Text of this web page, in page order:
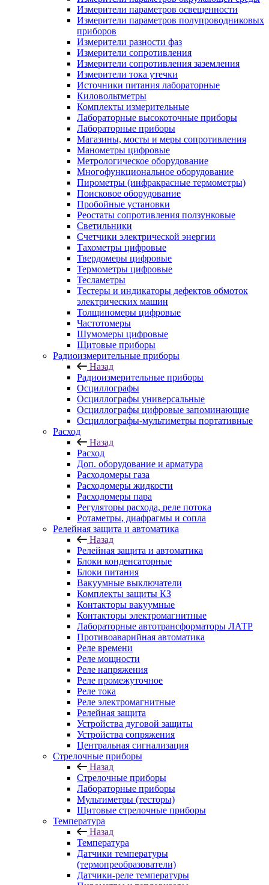
Измерители параметров освещенности
Измерители параметров полупроводниковых
приборов
Измерители разности фаз
Измерители сопротивления
Измерители сопротивления заземления
Измерители тока утечки
Источники питания лабораторные
Киловольтметры
Комплекты измерительные
Лабораторные высокоточные приборы
Лабораторные приборы
Магазины, мосты и меры сопротивления
Манометры цифровые
Метрологическое оборудование
Многофункциональное оборудование
Пирометры (инфракрасные термометры)
Поисковое оборудование
Пробойные установки
Реостаты сопротивления ползунковые
Светильники
Счетчики электрической энергии
Тахометры цифровые
Твердомеры цифровые
Термометры цифровые
Тесламетры
Тестеры и индикаторы дефектов обмоток
электрических машин
Толщиномеры цифровые
Частотомеры
Шумомеры цифровые
Щитовые приборы
Радиоизмерительные приборы
Назад
Радиоизмерительные приборы
Осциллографы
Осциллографы универсальные
Осциллографы цифровые запоминающие
Осциллографы-мультиметры портативные
Расход
Назад
Расход
Доп. оборудование и арматура
Расходомеры газа
Расходомеры жидкости
Расходомеры пара
Регуляторы расхода, реле потока
Ротаметры, диафрагмы и сопла
Релейная защита и автоматика
Назад
Релейная защита и автоматика
Блоки конденсаторные
Блоки питания
Вакуумные выключатели
Комплекты защиты КЗ
Контакторы вакуумные
Контакторы электромагнитные
Лабораторные автотрансформаторы ЛАТР
Противоаварийная автоматика
Реле времени
Реле мощности
Реле напряжения
Реле промежуточное
Реле тока
Реле электромагнитные
Релейная защита
Устройства дуговой защиты
Устройства сопряжения
Центральная сигнализация
Стрелочные приборы
Назад
Стрелочные приборы
Лабораторные приборы
Мультиметры (тесторы)
Щитовые стрелочные приборы
Температура
Назад
Температура
Датчики температуры
(термопреобразователи)
Датчики-реле температуры